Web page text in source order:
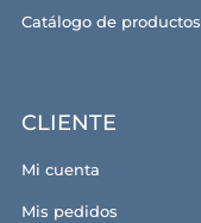
Catálogo de productos
CLIENTE
Mi cuenta
Mis pedidos